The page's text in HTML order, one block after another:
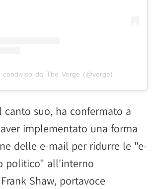
condiviso da The Verge (@verge)
canto suo, ha confermato a
implementato una forma
delle e-mail per ridurre le "e-
politico" all'interno
Shaw, portavoce